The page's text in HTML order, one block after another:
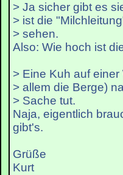
> Ja sicher gibt es
> ist die
> sehen.
Also: Wie hoch ist
> Eine Kuh auf
> allem die Berge)
> Sache tut.
Naja, eigentlich
gibt's.
Grüße
Kurt